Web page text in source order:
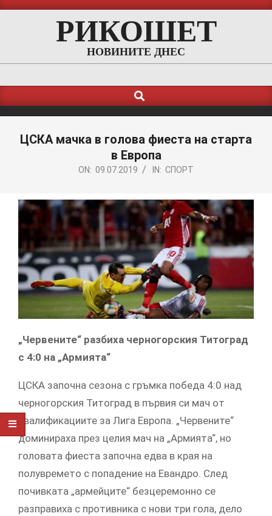
Skip
РИКОШЕТ
НОВИНИТЕ ДНЕС
Navigation
Search
ЦСКА мачка в голова фиеста на старта
в Европа
ON: 09.07.2019 IN: СПОРТ
„Червените“ разбиха черногорския Титоград
с 4:0 на „Армията“
ЦСКА започна сезона с гръмка победа 4:0 над
черногорския Титоград в първия си мач от
квалификациите за Лига Европа. „Червените“
доминираха през целия мач на „Армията“, но
головата фиеста започна едва в края на
полувремето с попадение на Евандро. След
почивката „армейците“ безцеремонно се
разправиха с противника с нови три гола, дело